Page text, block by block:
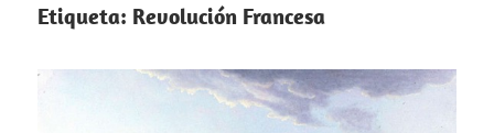
historia
Etiqueta: Revolución Francesa